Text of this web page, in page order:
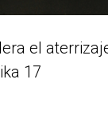
el
17